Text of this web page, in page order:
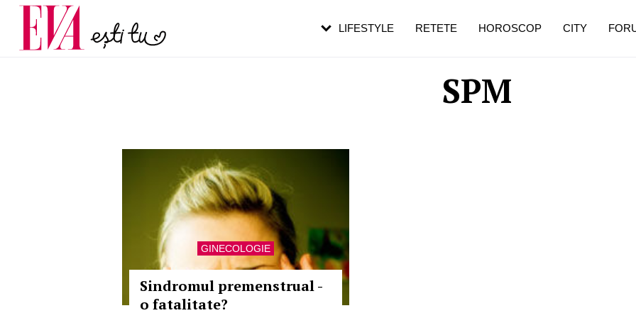
SPM
GINECOLOGIE
Sindromul premenstrual -
o fatalitate?
LIFESTYLE RETETE HOROSCOP CITY
Carieră
Actualitate
pe măsură ce înaintezi în vârstă
de dureroasă este investigația